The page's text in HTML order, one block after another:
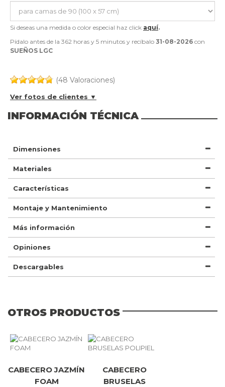
Si deseas una medida o color especial haz click aquí.
Pídalo antes de la 362 horas y 5 minutos y recíbalo 31-08-2026 con
SUEÑOS LGC
(48 Valoraciones)
Ver fotos de clientes ▼
INFORMACIÓN TÉCNICA
Dimensiones
Materiales
Características
Montaje y Mantenimiento
Más información
Opiniones
Descargables
OTROS PRODUCTOS
CABECERO JAZMÍN
FOAM
CABECERO
BRUSELAS